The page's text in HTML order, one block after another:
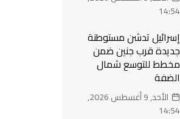
14:54
إسرائيل تدشن مستوطنة
جديدة قرب جنين ضمن
مخطط للتوسع شمال
الضفة
الأحد, 9 أغسطس 2026,
14:54